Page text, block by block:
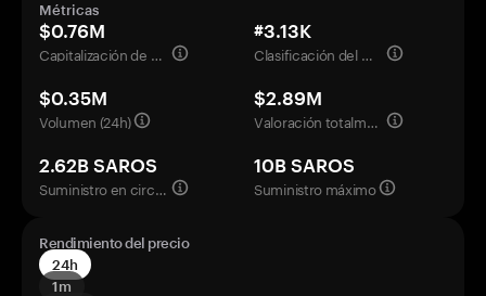
Métricas
$0.76M
Capitalización de mercado
#3.13K
Clasificación del mercado
$0.35M
Volumen (24h)
$2.89M
Valoración totalmente diluida
2.62B SAROS
Suministro en circulación
10B SAROS
Suministro máximo
Rendimiento del precio
24h
1m